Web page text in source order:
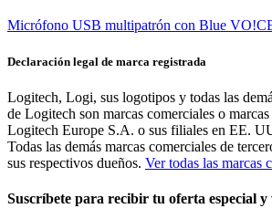
Micrófono USB multipatrón con Blue
Declaración legal de marca registrada
Logitech, Logi, sus logotipos y todas las
de Logitech son marcas comerciales o
Logitech Europe S.A. o sus filiales en EE.
Todas las demás marcas comerciales de
sus respectivos dueños. Ver todas las marcas
Suscríbete para recibir tu oferta especial y